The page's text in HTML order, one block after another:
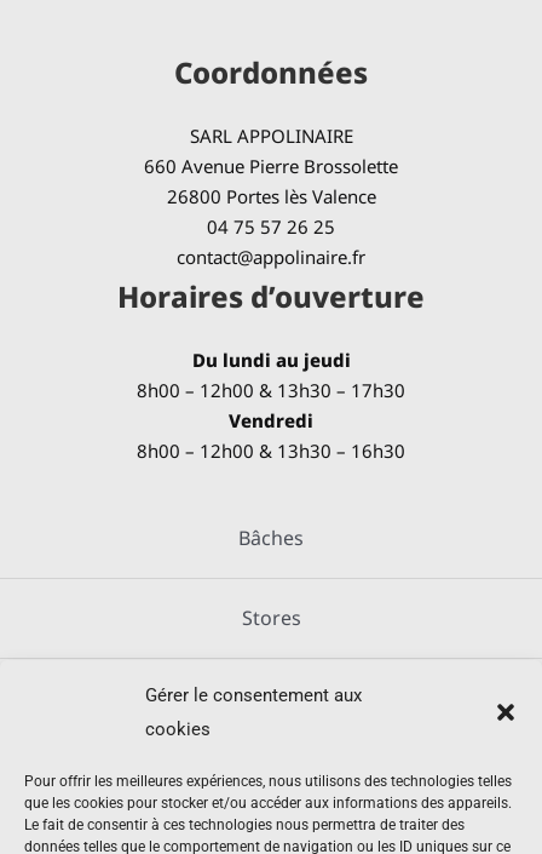
Gérer le consentement aux
cookies
Pour offrir les meilleures expériences, nous utilisons des technologies telles
que les cookies pour stocker et/ou accéder aux informations des appareils.
Le fait de consentir à ces technologies nous permettra de traiter des
données telles que le comportement de navigation ou les ID uniques sur ce
Coordonnées
SARL APPOLINAIRE
660 Avenue Pierre Brossolette
26800 Portes lès Valence
04 75 57 26 25
contact@appolinaire.fr
Horaires d’ouverture
Du lundi au jeudi
8h00 – 12h00 & 13h30 – 17h30
Vendredi
8h00 – 12h00 & 13h30 – 16h30
Bâches
Stores
Métallerie
Équipements agricoles